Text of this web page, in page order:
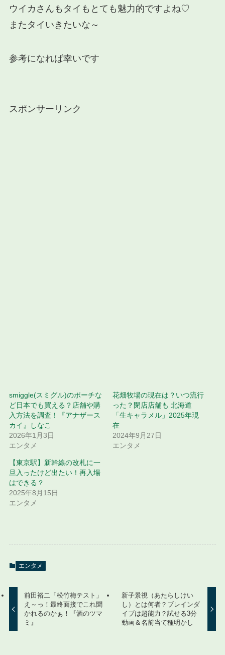
ウイカさんもタイもとても魅力的ですよね♡
またタイいきたいな～
参考になれば幸いです
スポンサーリンク
smiggle(スミグル)のポーチな
ど日本でも買える？店舗や購
入方法を調査！『アナザース
カイ』しなこ
2026年1月3日
エンタメ
花畑牧場の現在は？いつ流行
った？閉店店舗も 北海道
「生キャラメル」2025年現
在
2024年9月27日
エンタメ
【東京駅】新幹線の改札に一
旦入ったけど出たい！再入場
はできる？
2025年8月15日
エンタメ
エンタメ
前田裕二「松竹梅テスト」
え～っ！最終面接でこれ聞
かれるのかぁ！『酒のツマ
ミ』
新子景視（あたらしけい
し）とは何者？ブレインダ
イブは超能力？試せる3分
動画＆名前当て種明かし